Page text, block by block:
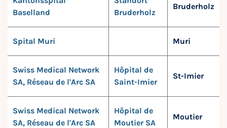
Baselland
Bruderholz
Bruderholz
Spital Muri Muri
Swiss Medical Network
SA, Réseau de l'Arc SA
Hôpital de
Saint-Imier
St-Imier
Swiss Medical Network
SA, Réseau de l'Arc SA
Hôpital de
Moutier SA
Moutier